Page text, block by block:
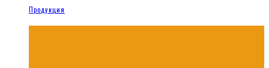
Продукция